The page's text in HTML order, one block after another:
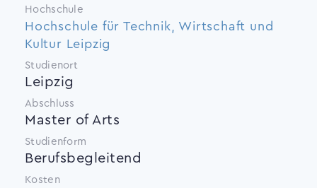
Hochschule
Hochschule für Technik, Wirtschaft und
Kultur Leipzig
Studienort
Leipzig
Abschluss
Master of Arts
Studienform
Berufsbegleitend
Kosten